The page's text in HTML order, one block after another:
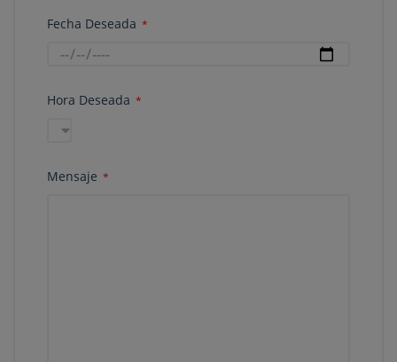
Fecha Deseada *
Hora Deseada *
Mensaje *